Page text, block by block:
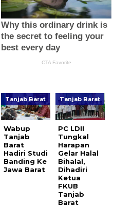
Tanjab Barat
Wabup
Tanjab
Barat
Hadiri Studi
Banding Ke
Jawa Barat
Tanjab Barat
PC LDII
Tungkal
Harapan
Gelar Halal
Bihalal,
Dihadiri
Ketua
FKUB
Tanjab
Barat